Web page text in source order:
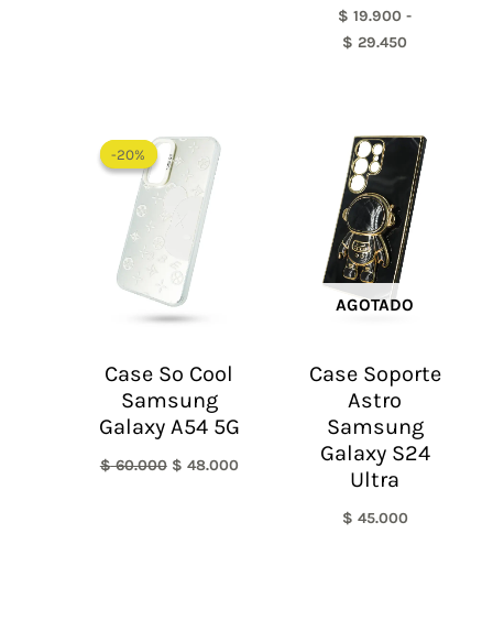
$ 19.900 -
$ 29.450
-20%
-20%
Case So Cool
Samsung
Galaxy A54 5G
$60.000
precio
original
era:
$ 60.000.
$ 48.000
AGOTADO
Case Soporte
Astro
Samsung
Galaxy S24
Ultra
$ 45.000